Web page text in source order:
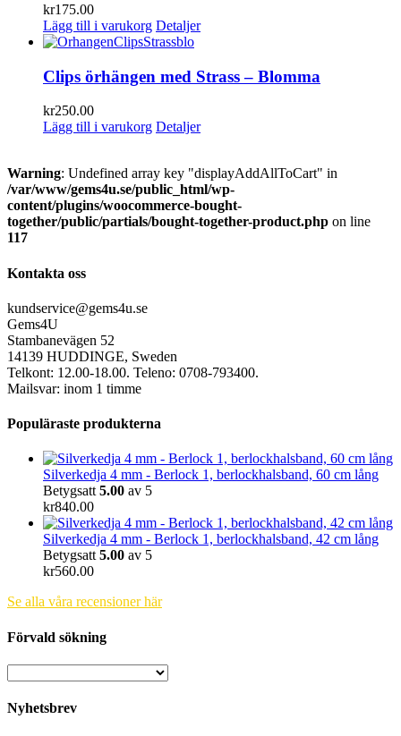
kr175.00
Lägg till i varukorg Detaljer
Clips örhängen med Strass – Blomma
kr250.00
Lägg till i varukorg Detaljer
Warning: Undefined array key "displayAddAllToCart" in
/var/www/gems4u.se/public_html/wp-
content/plugins/woocommerce-bought-
together/public/partials/bought-together-product.php on line
117
Kontakta oss
kundservice@gems4u.se
Gems4U
Stambanevägen 52
14139 HUDDINGE, Sweden
Telkont: 12.00-18.00. Teleno: 0708-793400.
Mailsvar: inom 1 timme
Populäraste produkterna
Silverkedja 4 mm - Berlock 1, berlockhalsband, 60 cm lång
Betygsatt5.00 av 5
kr840.00
Silverkedja 4 mm - Berlock 1, berlockhalsband, 42 cm lång
Betygsatt5.00 av 5
kr560.00
Se alla våra recensioner här
Förvald sökning
Nyhetsbrev